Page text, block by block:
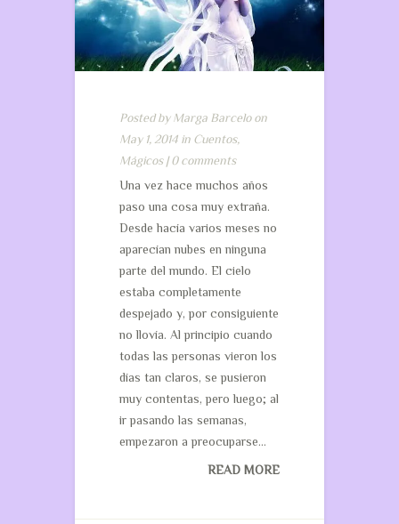
Posted byMarga Barceloon
May 1, 2014 in Cuentos,
Mágicos|0 comments
Una vez hace muchos años
paso una cosa muy extraña.
Desde hacía varios meses no
aparecían nubes en ninguna
parte del mundo. El cielo
estaba completamente
despejado y, por consiguiente
no llovía. Al principio cuando
todas las personas vieron los
días tan claros, se pusieron
muy contentas, pero luego; al
ir pasando las semanas,
empezaron a preocuparse...
READ MORE